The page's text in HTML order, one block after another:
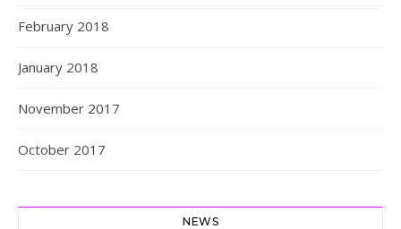
February 2018
January 2018
November 2017
October 2017
NEWS